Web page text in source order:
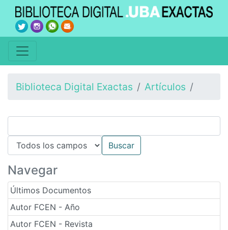
Biblioteca Digital Exactas Artículos
Navegar
Últimos Documentos
Autor FCEN - Año
Autor FCEN - Revista